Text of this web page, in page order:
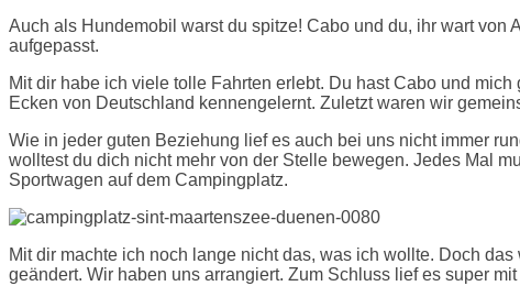
Auch als Hundemobil warst du spitze! Cabo und du, ihr wart von
aufgepasst.
Mit dir habe ich viele tolle Fahrten erlebt. Du hast Cabo und
Ecken von Deutschland kennengelernt. Zuletzt waren wir
Wie in jeder guten Beziehung lief es auch bei uns nicht immer
wolltest du dich nicht mehr von der Stelle bewegen. Jedes Mal
Sportwagen auf dem Campingplatz.
Mit dir machte ich noch lange nicht das, was ich wollte. Doch
geändert. Wir haben uns arrangiert. Zum Schluss lief es super